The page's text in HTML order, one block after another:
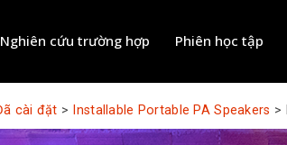
Ảnh
Nghiên cứu trường hợp Phiên học tập
cài đặt > Installable Portable PA Speakers >